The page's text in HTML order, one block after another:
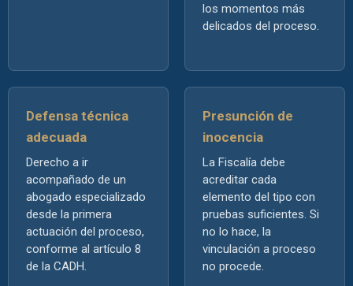
los momentos más
delicados del proceso.
Defensa técnica
adecuada
Derecho a ir
acompañado de un
abogado especializado
desde la primera
actuación del proceso,
conforme al artículo 8
de la CADH.
Presunción de
inocencia
La Fiscalía debe
acreditar cada
elemento del tipo con
pruebas suficientes. Si
no lo hace, la
vinculación a proceso
no procede.